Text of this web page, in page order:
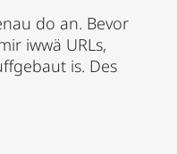
do an. Bevor
iwwä URLs,
is. Des